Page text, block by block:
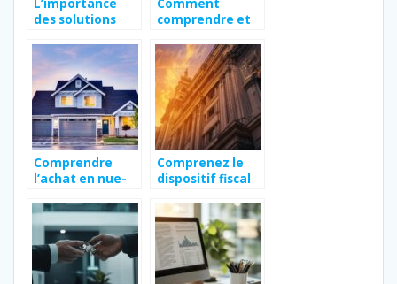
L’importance
des solutions
les
gestionnaires
publics
Comment
comprendre et
tout compte en
alternance ?
Comprendre
l’achat en nue-
complet
Comprenez le
dispositif fiscal
pour investir
dans un bien
immobilier
historique